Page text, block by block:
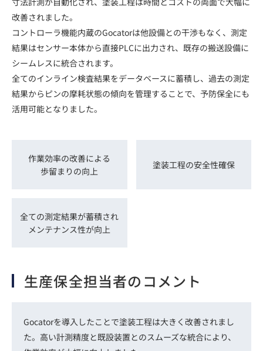
改善されました。
コントローラ機能内蔵のGocatorは他設備との干渉もなく、測定
結果はセンサー本体から直接PLCに出力され、既存の搬送設備に
シームレスに統合されます。
全てのインライン検査結果をデータベースに蓄積し、過去の測定
結果からピンの摩耗状態の傾向を管理することで、予防保全にも
活用可能となりました。
作業効率の改善による
歩留まりの向上
塗装工程の安全性確保
全ての測定結果が蓄積され
メンテナンス性が向上
生産保全担当者のコメント
Gocatorを導入したことで塗装工程は大きく改善されまし
た。高い計測精度と既設装置とのスムーズな統合により、